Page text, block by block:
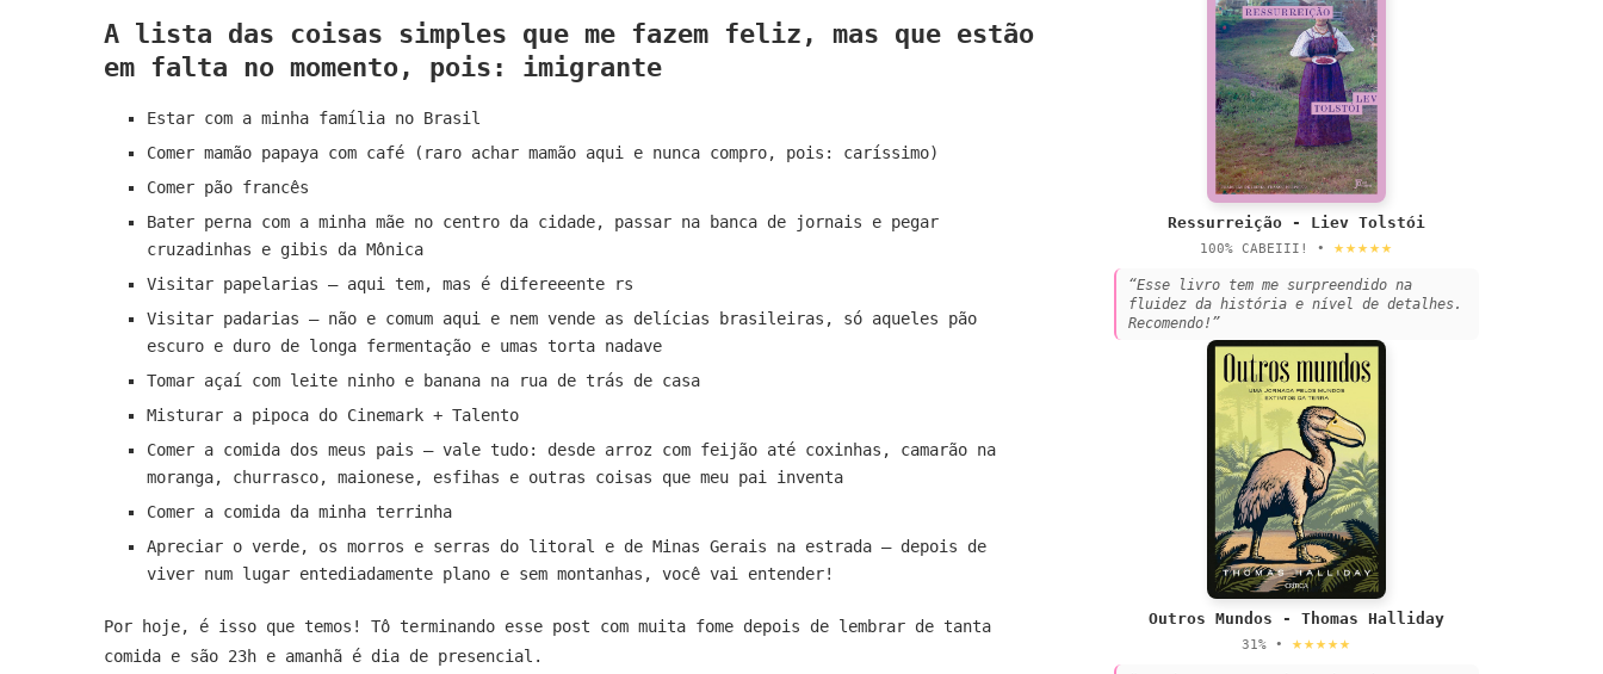
A lista das coisas simples que me fazem feliz, mas que estão
em falta no momento, pois: imigrante
Estar com a minha família no Brasil
Comer mamão papaya com café (raro achar mamão aqui e nunca compro, pois: caríssimo)
Comer pão francês
Bater perna com a minha mãe no centro da cidade, passar na banca de jornais e pegar
cruzadinhas e gibis da Mônica
Visitar papelarias – aqui tem, mas é difereeente rs
Visitar padarias – não e comum aqui e nem vende as delícias brasileiras, só aqueles pão
escuro e duro de longa fermentação e umas torta nadave
Tomar açaí com leite ninho e banana na rua de trás de casa
Misturar a pipoca do Cinemark + Talento
Comer a comida dos meus pais – vale tudo: desde arroz com feijão até coxinhas, camarão na
moranga, churrasco, maionese, esfihas e outras coisas que meu pai inventa
Comer a comida da minha terrinha
Apreciar o verde, os morros e serras do litoral e de Minas Gerais na estrada – depois de
viver num lugar entediadamente plano e sem montanhas, você vai entender!
Por hoje, é isso que temos! Tô terminando esse post com muita fome depois de lembrar de tanta
comida e são 23h e amanhã é dia de presencial.
Ressurreição - Liev Tolstói
100% CABEIII! • ★★★★★
“Esse livro tem me surpreendido na
fluidez da história e nível de detalhes.
Recomendo!”
Outros Mundos - Thomas Halliday
31% • ★★★★★